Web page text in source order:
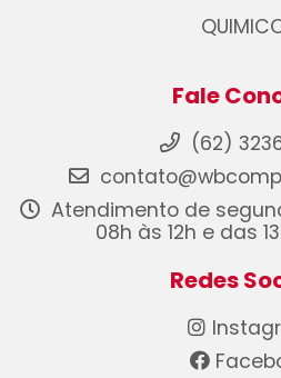
Fale
(62)
Atendimento de
08h às 12h e das
Redes